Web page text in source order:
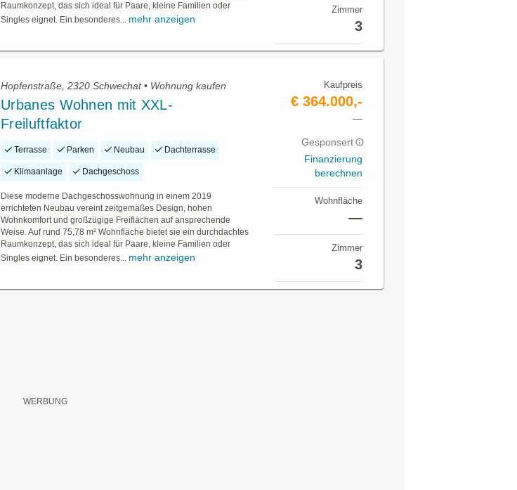
Raumkonzept, das sich ideal für Paare, kleine Familien oder
Singles eignet. Ein besonderes... mehr anzeigen
Zimmer
3
Hopfenstraße, 2320 Schwechat • Wohnung kaufen
Urbanes Wohnen mit XXL-
Freiluftfaktor
Terrasse Parken Neubau Dachterrasse
Klimaanlage Dachgeschoss
Diese moderne Dachgeschosswohnung in einem 2019
errichteten Neubau vereint zeitgemäßes Design, hohen
Wohnkomfort und großzügige Freiflächen auf ansprechende
Weise. Auf rund 75,78 m² Wohnfläche bietet sie ein durchdachtes
Raumkonzept, das sich ideal für Paare, kleine Familien oder
Singles eignet. Ein besonderes... mehr anzeigen
Kaufpreis
€ 364.000,-
—
Gesponsert
Finanzierung
berechnen
Wohnfläche
—
Zimmer
3